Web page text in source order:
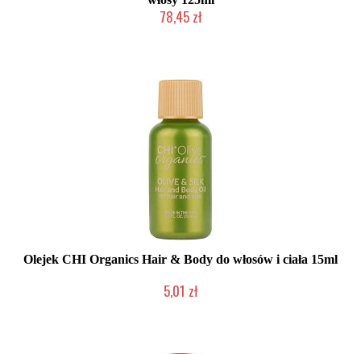
78,45 zł
Olejek CHI Organics Hair & Body do włosów i ciała 15ml
5,01 zł